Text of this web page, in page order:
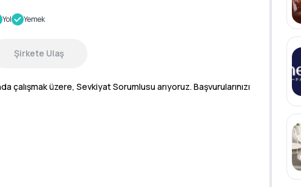
Yol Yemek
Şirkete Ulaş
üzere, Sevkiyat Sorumlusu arıyoruz. Başvurularınızı